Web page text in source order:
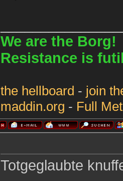
We are the Borg!
Resistance is
the hellboard - join
maddin.org - Full
Totgeglaubte